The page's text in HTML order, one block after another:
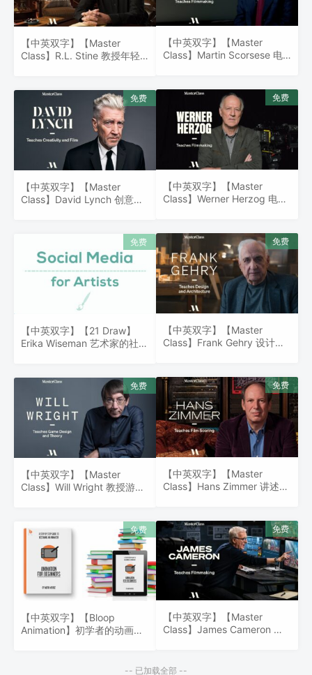
【中英双字】【Master
Class】R.L. Stine 教授年轻
【中英双字】【Master
Class】David Lynch 创意与
【中英双字】【21 Draw】
Erika Wiseman 艺术家的社交
【中英双字】【Master
Class】Will Wright 教授游戏
【中英双字】【Bloop
Animation】初学者的动画制
【中英双字】【Master
Class】Martin Scorsese 电
【中英双字】【Master
Class】Werner Herzog 电影
【中英双字】【Master
Class】Frank Gehry 设计与
【中英双字】【Master
Class】Hans Zimmer 讲述影
【中英双字】【Master
Class】James Cameron 教
-- 已加载全部 --